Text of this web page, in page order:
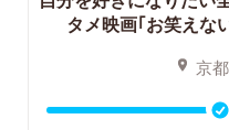
タメ映画｢お笑えな
京